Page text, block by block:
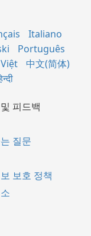
Italiano
Português
中文(简体)
피드백
질문
보호 정책